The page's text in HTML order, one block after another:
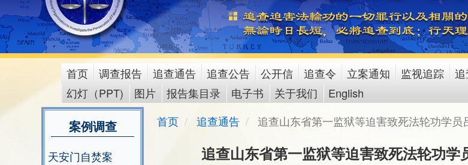
main
menu
首页 调查报告 追查通告 追查公告 公开信 追查令 立案通知 监视追踪
幻灯（PPT)
图片 报告集目录 电子书 关于我们 English
案例调查
天安门自焚案
首页 追查通告 追查山东省第一监狱等迫害致死法轮功学员
追查山东省第一监狱等迫害致死法轮功学